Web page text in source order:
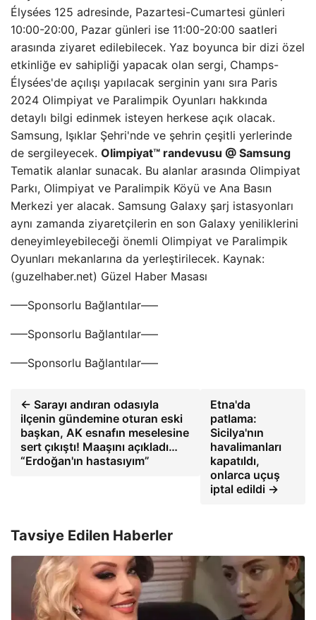
Élysées 125 adresinde, Pazartesi-Cumartesi günleri
10:00-20:00, Pazar günleri ise 11:00-20:00 saatleri
arasında ziyaret edilebilecek. Yaz boyunca bir dizi özel
etkinliğe ev sahipliği yapacak olan sergi, Champs-
Élysées'de açılışı yapılacak serginin yanı sıra Paris
2024 Olimpiyat ve Paralimpik Oyunları hakkında
detaylı bilgi edinmek isteyen herkese açık olacak.
Samsung, Işıklar Şehri'nde ve şehrin çeşitli yerlerinde
de sergileyecek. Olimpiyat™️ randevusu @ Samsung
Tematik alanlar sunacak. Bu alanlar arasında Olimpiyat
Parkı, Olimpiyat ve Paralimpik Köyü ve Ana Basın
Merkezi yer alacak. Samsung Galaxy şarj istasyonları
aynı zamanda ziyaretçilerin en son Galaxy yeniliklerini
deneyimleyebileceği önemli Olimpiyat ve Paralimpik
Oyunları mekanlarına da yerleştirilecek. Kaynak:
(guzelhaber.net) Güzel Haber Masası
—–Sponsorlu Bağlantılar—–
—–Sponsorlu Bağlantılar—–
—–Sponsorlu Bağlantılar—–
← Sarayı andıran odasıyla
ilçenin gündemine oturan eski
başkan, AK esnafın meselesine
sert çıkıştı! Maaşını açıkladı…
“Erdoğan'ın hastasıyım”
Etna'da
patlama:
Sicilya'nın
havalimanları
kapatıldı,
onlarca uçuş
iptal edildi →
Tavsiye Edilen Haberler